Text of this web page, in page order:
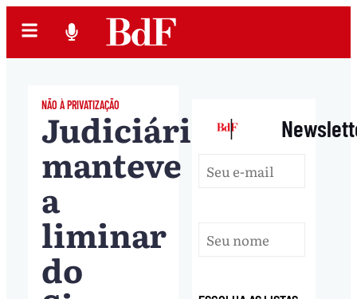
NÃO À PRIVATIZAÇÃO
Judiciário
manteve
a
liminar
do
|